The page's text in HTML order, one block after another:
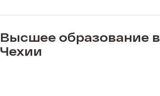
Высшее образование в
Чехии